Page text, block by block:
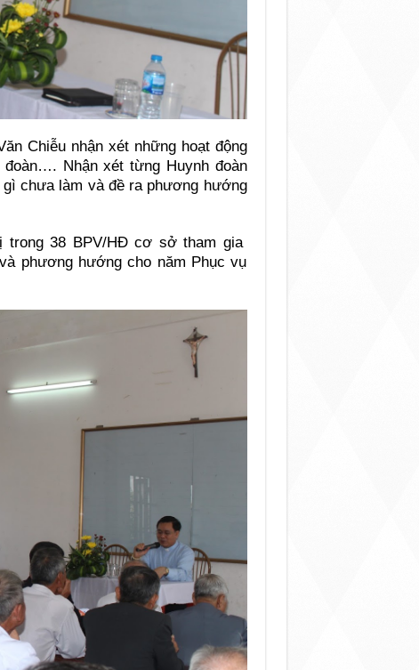
Chiễu nhận xét những hoạt động
Nhận xét từng Huynh đoàn
chưa làm và đề ra phương hướng
trong 38 BPV/HĐ cơ sở tham gia
phương hướng cho năm Phục vụ